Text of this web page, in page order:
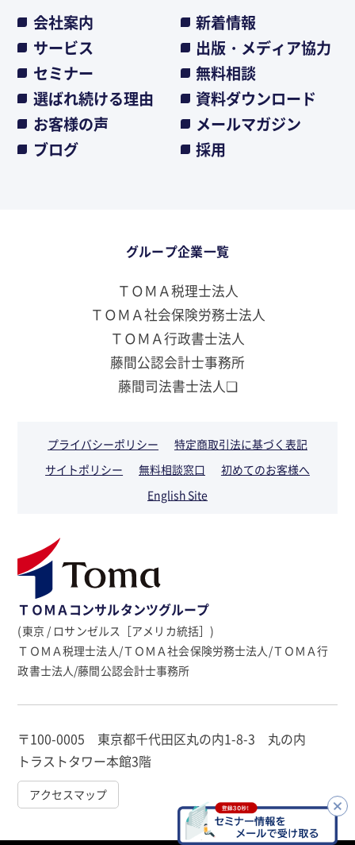
会社案内
新着情報
サービス
出版・メディア協力
セミナー
無料相談
選ばれ続ける理由
資料ダウンロード
お客様の声
メールマガジン
ブログ
採用
グループ企業一覧
ＴＯＭＡ税理士法人
ＴＯＭＡ社会保険労務士法人
ＴＯＭＡ行政書士法人
藤間公認会計士事務所
藤間司法書士法人❏
プライバシーポリシー
特定商取引法に基づく表記
サイトポリシー
無料相談窓口
初めてのお客様へ
English Site
ＴＯＭＡコンサルタンツグループ
(東京 / ロサンゼルス［アメリカ統括］)
ＴＯＭＡ税理士法人/ＴＯＭＡ社会保険労務士法人/ＴＯＭＡ行
政書士法人/藤間公認会計士事務所
〒100-0005 東京都千代田区丸の内1-8-3 丸の内
トラストタワー本館3階
アクセスマップ